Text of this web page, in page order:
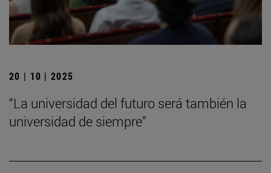
20 | 10 | 2025
“La universidad del futuro será también la
universidad de siempre”